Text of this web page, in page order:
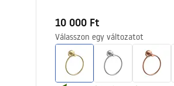
10 000 Ft
Válasszon egy változatot